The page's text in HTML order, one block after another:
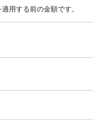
用する前の金額です。